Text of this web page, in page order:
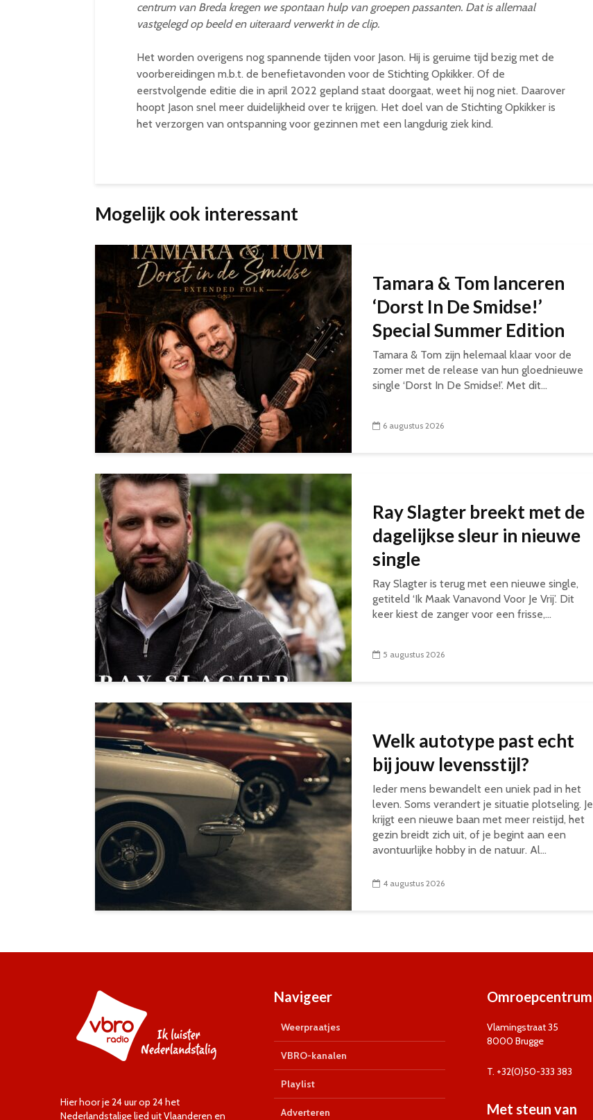
centrum van Breda kregen we spontaan hulp van groepen passanten. Dat is allemaal
vastgelegd op beeld en uiteraard verwerkt in de clip.
Het worden overigens nog spannende tijden voor Jason. Hij is geruime tijd bezig met de
voorbereidingen m.b.t. de benefietavonden voor de Stichting Opkikker. Of de
eerstvolgende editie die in april 2022 gepland staat doorgaat, weet hij nog niet. Daarover
hoopt Jason snel meer duidelijkheid over te krijgen. Het doel van de Stichting Opkikker is
het verzorgen van ontspanning voor gezinnen met een langdurig ziek kind.
Mogelijk ook interessant
Tamara & Tom lanceren
‘Dorst In De Smidse!’
Special Summer Edition
Tamara & Tom zijn helemaal klaar voor de
zomer met de release van hun gloednieuwe
single ‘Dorst In De Smidse!’. Met dit...
6 augustus 2026
Ray Slagter breekt met de
dagelijkse sleur in nieuwe
single
Ray Slagter is terug met een nieuwe single,
getiteld ‘Ik Maak Vanavond Voor Je Vrij’. Dit
keer kiest de zanger voor een frisse,...
5 augustus 2026
Welk autotype past echt
bij jouw levensstijl?
Ieder mens bewandelt een uniek pad in het
leven. Soms verandert je situatie plotseling. Je
krijgt een nieuwe baan met meer reistijd, het
gezin breidt zich uit, of je begint aan een
avontuurlijke hobby in de natuur. Al...
4 augustus 2026
Hier hoor je 24 uur op 24 het
Nederlandstalige lied uit Vlaanderen en
Navigeer
Weerpraatjes
VBRO-kanalen
Playlist
Adverteren
Omroepcentrum
Vlamingstraat 35
8000 Brugge
T. +32(0)50-333 383
Met steun van